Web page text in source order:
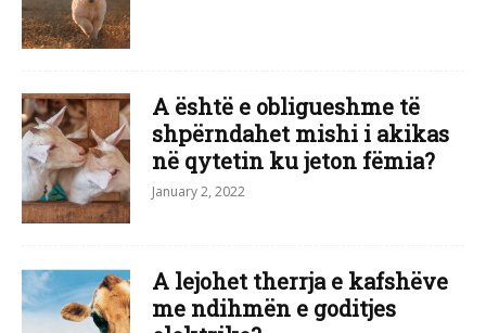
A është e obligueshme të
shpërndahet mishi i akikas
në qytetin ku jeton fëmia?
January 2, 2022
A lejohet therrja e kafshëve
me ndihmën e goditjes